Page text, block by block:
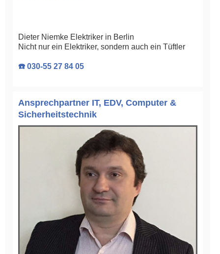
Dieter Niemke Elektriker in Berlin
Nicht nur ein Elektriker, sondern auch ein Tüftler
☎️ 030-55 27 84 05
Ansprechpartner IT, EDV, Computer &
Sicherheitstechnik